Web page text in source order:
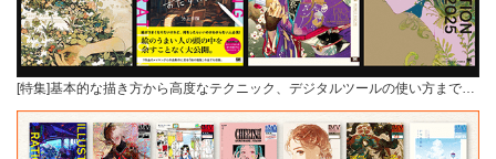
[特集]基本的な描き方から高度なテクニック、デジタルツールの使い方まで…